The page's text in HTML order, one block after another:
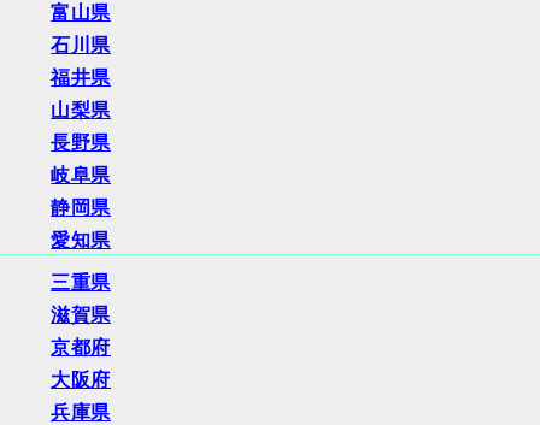
富山県
石川県
福井県
山梨県
長野県
岐阜県
静岡県
愛知県
三重県
滋賀県
京都府
大阪府
兵庫県